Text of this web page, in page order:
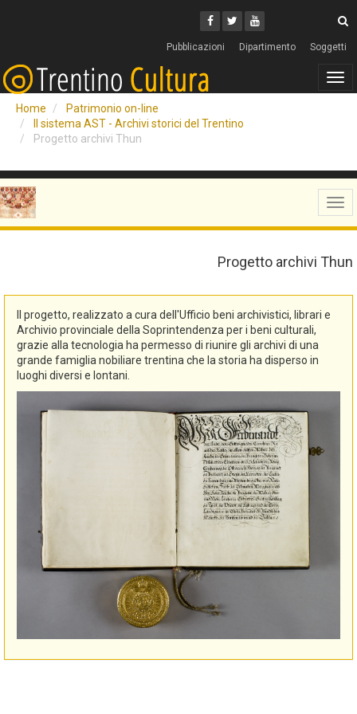
Facebook
Twitter
Youtube
Pubblicazioni Dipartimento Soggetti
Home
Patrimonio on-line
Il sistema AST - Archivi storici del Trentino
Progetto archivi Thun
Progetto archivi Thun
Il progetto, realizzato a cura dell'Ufficio beni archivistici, librari e
Archivio provinciale della Soprintendenza per i beni culturali,
grazie alla tecnologia ha permesso di riunire gli archivi di una
grande famiglia nobiliare trentina che la storia ha disperso in
luoghi diversi e lontani.